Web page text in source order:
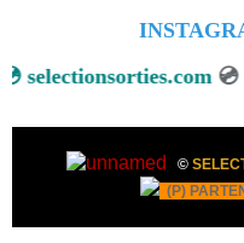
selectionsorties.com💿
©
(P)